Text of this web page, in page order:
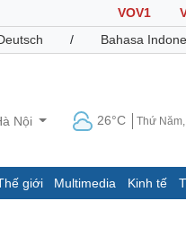
VOV1
/ Bahasa
Nội 26°C Thứ
giới Multimedia Kinh tế